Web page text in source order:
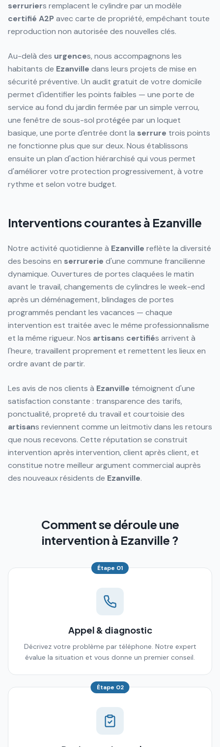
serruriers remplacent le cylindre par un modèle
certifié A2P avec carte de propriété, empêchant toute
reproduction non autorisée des nouvelles clés.
Au-delà des urgences, nous accompagnons les
habitants de Ezanville dans leurs projets de mise en
sécurité préventive. Un audit gratuit de votre domicile
permet d'identifier les points faibles — une porte de
service au fond du jardin fermée par un simple verrou,
une fenêtre de sous-sol protégée par un loquet
basique, une porte d'entrée dont la serrure trois points
ne fonctionne plus que sur deux. Nous établissons
ensuite un plan d'action hiérarchisé qui vous permet
d'améliorer votre protection progressivement, à votre
rythme et selon votre budget.
Interventions courantes à Ezanville
Notre activité quotidienne à Ezanville reflète la diversité
des besoins en serrurerie d'une commune francilienne
dynamique. Ouvertures de portes claquées le matin
avant le travail, changements de cylindres le week-end
après un déménagement, blindages de portes
programmés pendant les vacances — chaque
intervention est traitée avec le même professionnalisme
et la même rigueur. Nos artisans certifiés arrivent à
l'heure, travaillent proprement et remettent les lieux en
ordre avant de partir.
Les avis de nos clients à Ezanville témoignent d'une
satisfaction constante : transparence des tarifs,
ponctualité, propreté du travail et courtoisie des
artisans reviennent comme un leitmotiv dans les retours
que nous recevons. Cette réputation se construit
intervention après intervention, client après client, et
constitue notre meilleur argument commercial auprès
des nouveaux résidents de Ezanville.
Comment se déroule une
intervention à Ezanville ?
Étape 01
Appel & diagnostic
Décrivez votre problème par téléphone. Notre expert
évalue la situation et vous donne un premier conseil.
Étape 02